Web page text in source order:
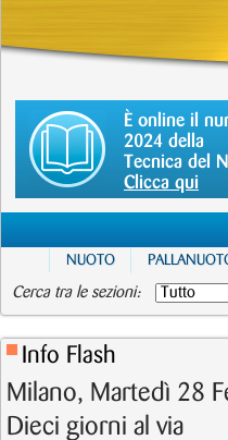
È online il
2024 della
Tecnica del
Clicca qui
NUOTO
Cerca tra le sezioni:
Info Flash
Milano, Martedì 28
Dieci giorni al via